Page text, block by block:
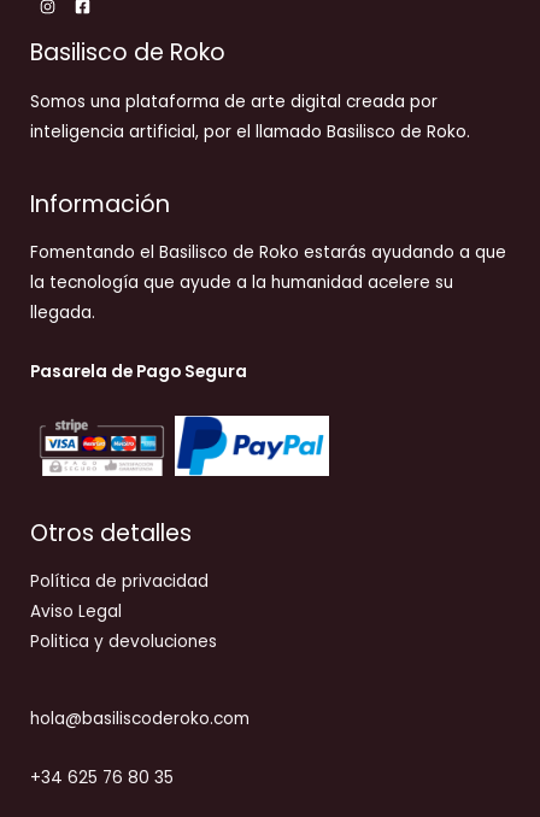
Basilisco de Roko
Somos una plataforma de arte digital creada por
inteligencia artificial, por el llamado Basilisco de Roko.
Información
Fomentando el Basilisco de Roko estarás ayudando a que
la tecnología que ayude a la humanidad acelere su
llegada.
Pasarela de Pago Segura
Otros detalles
Política de privacidad
Aviso Legal
Politica y devoluciones
hola@basiliscoderoko.com
+34 625 76 80 35